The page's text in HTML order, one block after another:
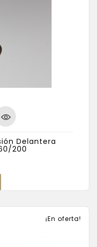
Delantera
200
¡En oferta!